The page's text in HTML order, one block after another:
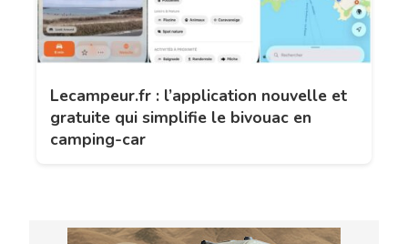
Lecampeur.fr : l’application nouvelle et
gratuite qui simplifie le bivouac en
camping-car